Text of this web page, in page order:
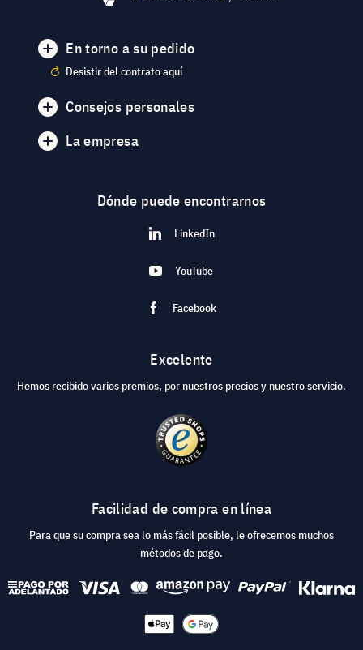
En torno a su pedido
Desistir del contrato aquí
Consejos personales
La empresa
Dónde puede encontrarnos
LinkedIn
YouTube
Facebook
Excelente
Hemos recibido varios premios, por nuestros precios y nuestro servicio.
Facilidad de compra en línea
Para que su compra sea lo más fácil posible, le ofrecemos muchos
métodos de pago.